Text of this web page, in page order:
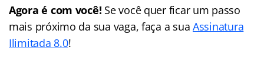
Agora é com você! Se você quer ficar um passo
mais próximo da sua vaga, faça a suaAssinatura
Ilimitada 8.0!